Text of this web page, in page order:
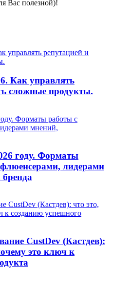
Вас полезной)!
Как управлять
сложные продукты.
году. Форматы
лидерами
CustDev (Кастдев):
это ключ к